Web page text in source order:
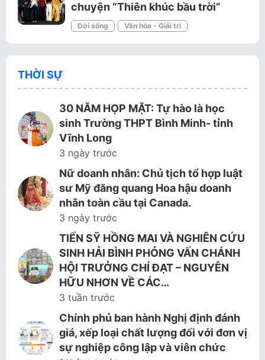
chuyện “Thiên khúc bầu trời”
Đời sống Văn hóa - Giải trí
THỜI SỰ
30 NĂM HỌP MẶT: Tự hào là học
sinh Trường THPT Bình Minh- tỉnh
Vĩnh Long
3 ngày trước
Nữ doanh nhân: Chủ tịch tổ hợp luật
sư Mỹ đăng quang Hoa hậu doanh
nhân toàn cầu tại Canada.
3 ngày trước
TIẾN SỸ HỒNG MAI VÀ NGHIÊN CỨU
SINH HẢI BÌNH PHỎNG VẤN CHÁNH
HỘI TRƯỞNG CHÍ ĐẠT – NGUYỄN
HỮU NHƠN VỀ CÁC…
3 tuần trước
Chính phủ ban hành Nghị định đánh
giá, xếp loại chất lượng đối với đơn vị
sự nghiệp công lập và viên chức